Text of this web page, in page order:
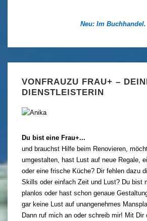
Neu: Im Buchhandel.
VONFRAUZU FRAU+ –
DIENSTLEISTERIN
Du bist eine Frau+...
und brauchst Hilfe beim Renovieren,
umgestalten, hast Lust auf neue Regale,
oder eine frische Küche? Dir fehlen dazu
Skills oder einfach Zeit und Lust? Du bist
planlos oder hast schon genaue
gar keine Lust auf unangenehmes
Dann ruf mich an oder schreib mir! Mit Dir